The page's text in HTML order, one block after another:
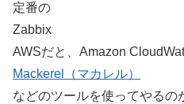
定番の
Zabbix
AWSだと、Amazon
Mackerel（マカレル）
などのツールを使ってやるの